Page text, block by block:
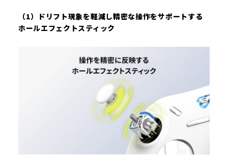
（1）ドリフト現象を軽減し精密な操作をサポートする
ホールエフェクトスティック